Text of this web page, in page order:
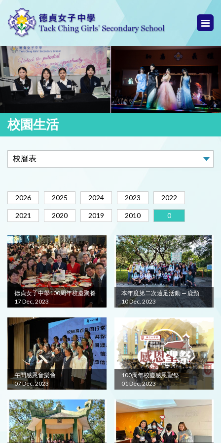
校園生活
2026 2025 2024 2023 2022
2021 2020 2019 2010 0
德貞女子中學100周年校慶聚餐
17 Dec, 2023
本年度第二次遠足活動 — 鹿頸
10 Dec, 2023
午間感恩音樂會
07 Dec, 2023
100周年校慶感恩聖祭
01 Dec, 2023